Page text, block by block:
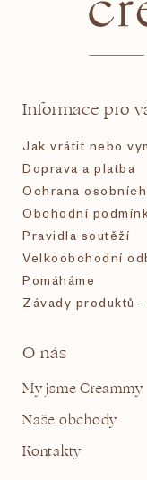
Informace pro
Jak vrátit nebo
Doprava a platba
Ochrana
Obchodní
Pravidla soutěží
Velkoobchodní
Pomáháme
Závady produktů
O nás
My jsme Creammy
Naše obchody
Kontakty